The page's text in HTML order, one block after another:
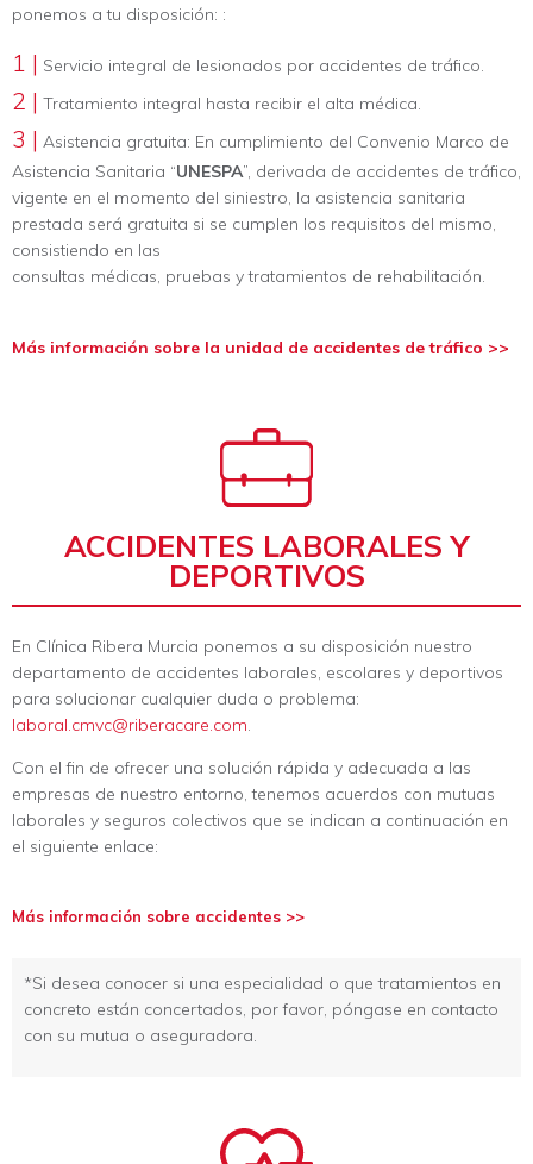
ponemos a tu disposición: :
1 | Servicio integral de lesionados por accidentes de tráfico.
2 | Tratamiento integral hasta recibir el alta médica.
3 | Asistencia gratuita: En cumplimiento del Convenio Marco de
Asistencia Sanitaria “UNESPA”, derivada de accidentes de tráfico,
vigente en el momento del siniestro, la asistencia sanitaria
prestada será gratuita si se cumplen los requisitos del mismo,
consistiendo en las
consultas médicas, pruebas y tratamientos de rehabilitación.
Más información sobre la unidad de accidentes de tráfico >>
ACCIDENTES LABORALES Y
DEPORTIVOS
En Clínica Ribera Murcia ponemos a su disposición nuestro
departamento de accidentes laborales, escolares y deportivos
para solucionar cualquier duda o problema:
laboral.cmvc@riberacare.com.
Con el fin de ofrecer una solución rápida y adecuada a las
empresas de nuestro entorno, tenemos acuerdos con mutuas
laborales y seguros colectivos que se indican a continuación en
el siguiente enlace:
Más información sobre accidentes >>
*Si desea conocer si una especialidad o que tratamientos en
concreto están concertados, por favor, póngase en contacto
con su mutua o aseguradora.